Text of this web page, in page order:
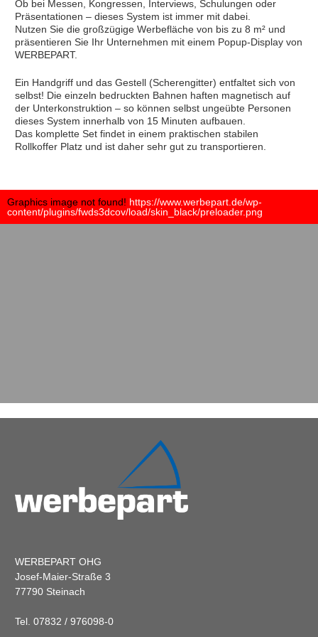
Ob bei Messen, Kongressen, Interviews, Schulungen oder
Präsentationen – dieses System ist immer mit dabei.
Nutzen Sie die großzügige Werbefläche von bis zu 8 m² und
präsentieren Sie Ihr Unternehmen mit einem Popup-Display von
WERBEPART.
Ein Handgriff und das Gestell (Scherengitter) entfaltet sich von
selbst! Die einzeln bedruckten Bahnen haften magnetisch auf
der Unterkonstruktion – so können selbst ungeübte Personen
dieses System innerhalb von 15 Minuten aufbauen.
Das komplette Set findet in einem praktischen stabilen
Rollkoffer Platz und ist daher sehr gut zu transportieren.
Graphics image not found! https://www.werbepart.de/wp-
content/plugins/fwds3dcov/load/skin_black/preloader.png
WERBEPART OHG
Josef-Maier-Straße 3
77790 Steinach
Tel. 07832 / 976098-0